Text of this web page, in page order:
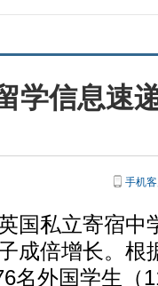
学信息速
手机
私立寄宿中
成倍增长。根
名外国学生（